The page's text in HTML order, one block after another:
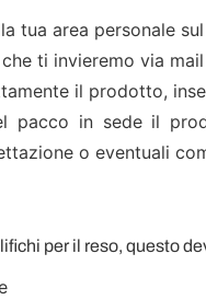
tua area personale
ti invieremo via mail
il prodotto,
pacco in sede il
o eventuali
per il reso, questo